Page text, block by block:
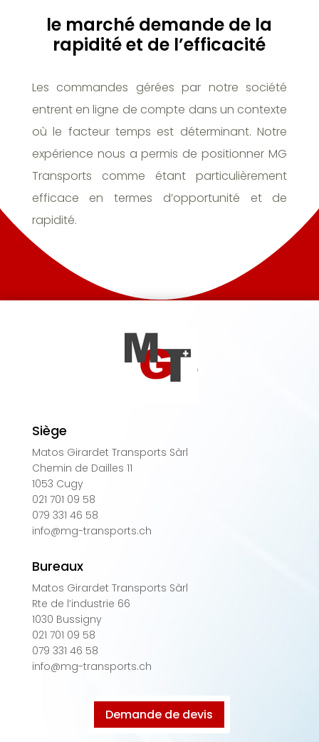
le marché demande de la
rapidité et de l’efficacité
Les commandes gérées par notre société
entrent en ligne de compte dans un contexte
où le facteur temps est déterminant. Notre
expérience nous a permis de positionner MG
Transports comme étant particulièrement
efficace en termes d’opportunité et de
rapidité.
Siège
Matos Girardet Transports Sàrl
Chemin de Dailles 11
1053 Cugy
021 701 09 58
079 331 46 58
info@mg-transports.ch
Bureaux
Matos Girardet Transports Sàrl
Rte de l’industrie 66
1030 Bussigny
021 701 09 58
079 331 46 58
info@mg-transports.ch
Demande de devis